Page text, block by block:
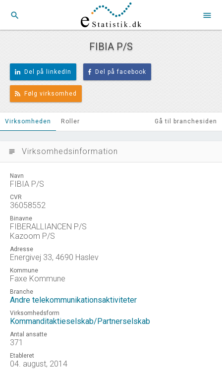
search menu
FIBIA P/S
Del på linkedIn Del på facebook
Følg virksomhed
Virksomheden Roller Gå til branchesiden
subject Virksomhedsinformation
Navn
FIBIA P/S
CVR
36058552
Binavne
FIBERALLIANCEN P/S
Kazoom P/S
Adresse
Energivej 33, 4690 Haslev
Kommune
Faxe Kommune
Branche
Andre telekommunikationsaktiviteter
Virksomhedsform
Kommanditaktieselskab/Partnerselskab
Antal ansatte
371
Etableret
04. august, 2014